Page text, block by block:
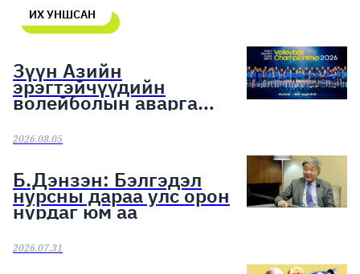
ИХ УНШСАН
Зүүн Азийн
эрэгтэйчүүдийн
волейболын аварга
шалгаруулах тэмцээн
эхэллээ
2026.08.05
Б.Дэнзэн: Бэлгэдэл
нурсны дараа улс орон
нурдаг юм аа
2026.07.31